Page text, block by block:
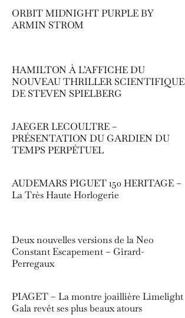
ORBIT MIDNIGHT PURPLE BY
ARMIN STROM
HAMILTON À L’AFFICHE DU
NOUVEAU THRILLER SCIENTIFIQUE
DE STEVEN SPIELBERG
JAEGER LECOULTRE –
PRÉSENTATION DU GARDIEN DU
TEMPS PERPÉTUEL
AUDEMARS PIGUET 150 HERITAGE –
La Très Haute Horlogerie
Deux nouvelles versions de la Neo
Constant Escapement – Girard-
Perregaux
PIAGET – La montre joaillière Limelight
Gala revêt ses plus beaux atours